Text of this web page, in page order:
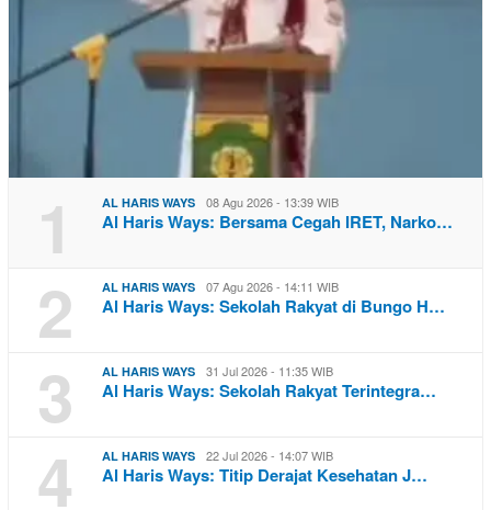
1 AL HARIS WAYS 08 Agu 2026 - 13:39 WIB
Al Haris Ways: Bersama Cegah IRET, Narko…
2 AL HARIS WAYS 07 Agu 2026 - 14:11 WIB
Al Haris Ways: Sekolah Rakyat di Bungo H…
3 AL HARIS WAYS 31 Jul 2026 - 11:35 WIB
Al Haris Ways: Sekolah Rakyat Terintegra…
4 AL HARIS WAYS 22 Jul 2026 - 14:07 WIB
Al Haris Ways: Titip Derajat Kesehatan J…